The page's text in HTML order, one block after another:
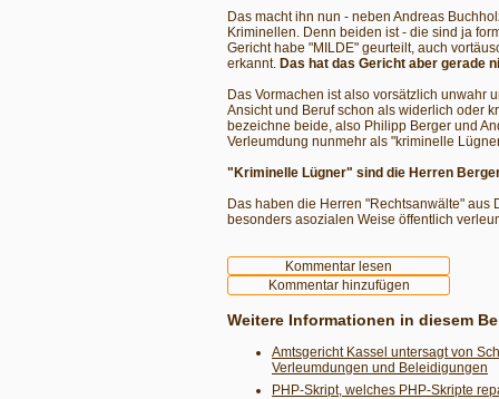
Das macht ihn nun - neben Andreas
Kriminellen. Denn beiden ist - die sind ja
Gericht habe "MILDE" geurteilt, auch
erkannt. Das hat das Gericht aber gerade
Das Vormachen ist also vorsätzlich unwahr
Ansicht und Beruf schon als widerlich oder
bezeichne beide, also Philipp Berger und
Verleumdung nunmehr als "kriminelle
"Kriminelle Lügner" sind die Herren
Das haben die Herren "Rechtsanwälte"
besonders asozialen Weise öffentlich
Weitere Informationen in diesem
Amtsgericht Kassel untersagt von
Verleumdungen und Beleidigungen
PHP-Skript, welches PHP-Skripte